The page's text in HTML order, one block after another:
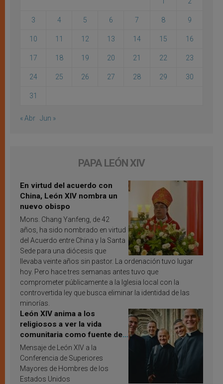
3 4 5 6 7 8 9
10 11 12 13 14 15 16
17 18 19 20 21 22 23
24 25 26 27 28 29 30
31
« Abr Jun »
PAPA LEÓN XIV
En virtud del acuerdo con
China, León XIV nombra un
nuevo obispo
Mons. Chang Yanfeng, de 42
años, ha sido nombrado en virtud
del Acuerdo entre China y la Santa
Sede para una diócesis que
llevaba veinte años sin pastor. La ordenación tuvo lugar
hoy. Pero hace tres semanas antes tuvo que
comprometer públicamente a la Iglesia local con la
controvertida ley que busca eliminar la identidad de las
minorías.
León XIV anima a los
religiosos a ver la vida
comunitaria como fuente de
inspiración y santificación
Mensaje de León XIV a la
Conferencia de Superiores
Mayores de Hombres de los
Estados Unidos